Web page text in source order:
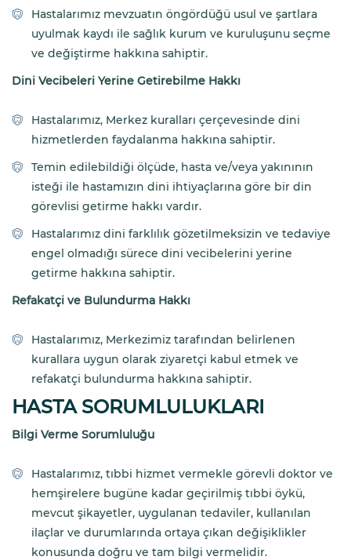
Hastalarımız mevzuatın öngördüğü usul ve şartlara
uyulmak kaydı ile sağlık kurum ve kuruluşunu seçme
ve değiştirme hakkına sahiptir.
Dini Vecibeleri Yerine Getirebilme Hakkı
Hastalarımız, Merkez kuralları çerçevesinde dini
hizmetlerden faydalanma hakkına sahiptir.
Temin edilebildiği ölçüde, hasta ve/veya yakınının
isteği ile hastamızın dini ihtiyaçlarına göre bir din
görevlisi getirme hakkı vardır.
Hastalarımız dini farklılık gözetilmeksizin ve tedaviye
engel olmadığı sürece dini vecibelerini yerine
getirme hakkına sahiptir.
Refakatçi ve Bulundurma Hakkı
Hastalarımız, Merkezimiz tarafından belirlenen
kurallara uygun olarak ziyaretçi kabul etmek ve
refakatçi bulundurma hakkına sahiptir.
HASTA SORUMLULUKLARI
Bilgi Verme Sorumluluğu
Hastalarımız, tıbbi hizmet vermekle görevli doktor ve
hemşirelere bugüne kadar geçirilmiş tıbbi öykü,
mevcut şikayetler, uygulanan tedaviler, kullanılan
ilaçlar ve durumlarında ortaya çıkan değişiklikler
konusunda doğru ve tam bilgi vermelidir.